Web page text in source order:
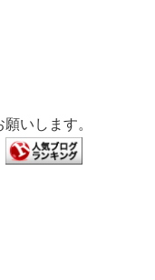
いします。